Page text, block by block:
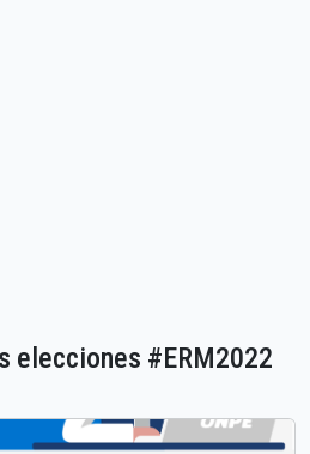
elecciones #ERM2022